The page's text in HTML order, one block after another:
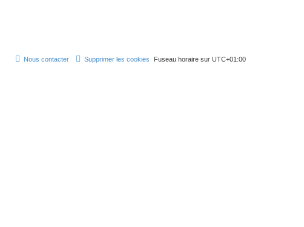
Fuseau horaire sur UTC+01:00
Supprimer les cookies
Nous contacter